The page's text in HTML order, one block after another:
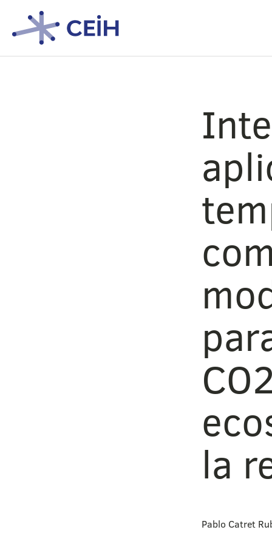
la
Pablo Catret